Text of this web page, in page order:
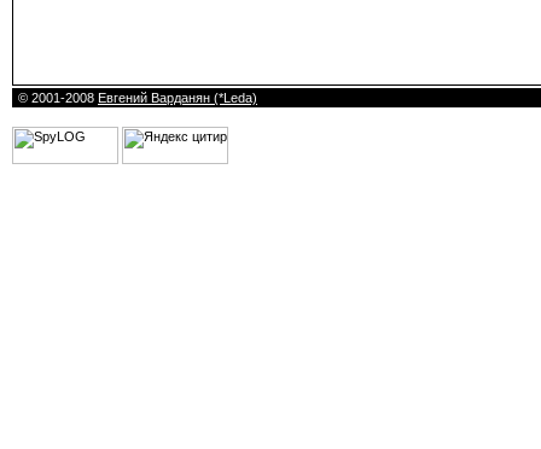
© 2001-2008 Евгений Варданян (*Leda)